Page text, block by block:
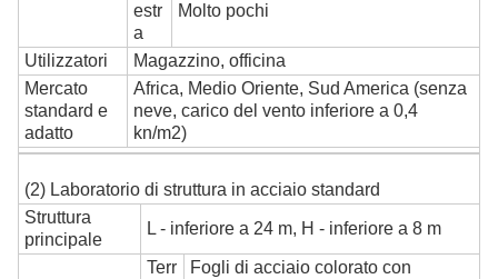
estr
a
Molto pochi
Utilizzatori
Magazzino, officina
Mercato
standard e
adatto
Africa, Medio Oriente, Sud America (senza
neve, carico del vento inferiore a 0,4
kn/m2)
(2) Laboratorio di struttura in acciaio standard
Struttura
principale
L - inferiore a 24 m, H - inferiore a 8 m
Terr
Fogli di acciaio colorato con